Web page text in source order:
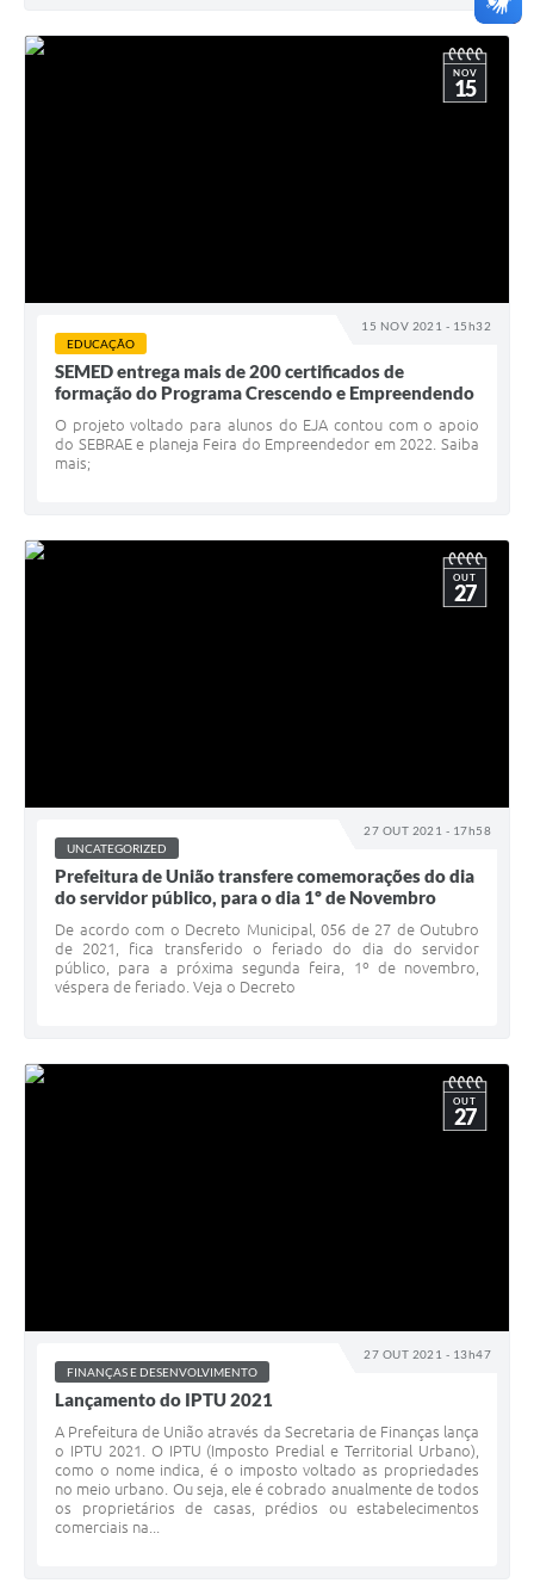
15 NOV 2021 - 15h32
NOV
15
EDUCAÇÃO
SEMED entrega mais de 200 certificados de
formação do Programa Crescendo e Empreendendo
O projeto voltado para alunos do EJA contou com o apoio
do SEBRAE e planeja Feira do Empreendedor em 2022. Saiba
mais;
27 OUT 2021 - 17h58
OUT
27
UNCATEGORIZED
Prefeitura de União transfere comemorações do dia
do servidor público, para o dia 1º de Novembro
De acordo com o Decreto Municipal, 056 de 27 de Outubro
de 2021, fica transferido o feriado do dia do servidor
público, para a próxima segunda feira, 1º de novembro,
véspera de feriado. Veja o Decreto
27 OUT 2021 - 13h47
OUT
27
FINANÇAS E DESENVOLVIMENTO
Lançamento do IPTU 2021
A Prefeitura de União através da Secretaria de Finanças lança
o IPTU 2021. O IPTU (Imposto Predial e Territorial Urbano),
como o nome indica, é o imposto voltado as propriedades
no meio urbano. Ou seja, ele é cobrado anualmente de todos
os proprietários de casas, prédios ou estabelecimentos
comerciais na...